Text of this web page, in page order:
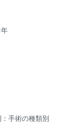
手術の種類別